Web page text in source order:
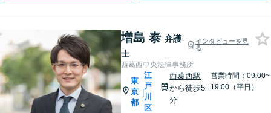
増島 泰 弁護
士
インタビューを見
る
西葛西中央法律事務所
東
京
都
|
江
戸
川
区
西葛西駅
から徒歩5
分
営業時間：09:00~
19:00（平日）